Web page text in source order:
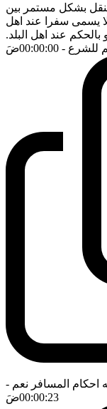
بشكل مستمر بين
لا يسمى سفرا عند اهل
بالحكم عند اهل البلد.
للشرع - 00:00:00 ضَ
احكام المسافر نعم -
00:00:23ضَ